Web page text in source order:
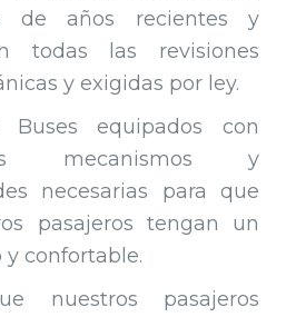
de años recientes y
todas las revisiones
y exigidas por ley.
Buses equipados con
mecanismos y
necesarias para que
pasajeros tengan un
confortable.
nuestros pasajeros